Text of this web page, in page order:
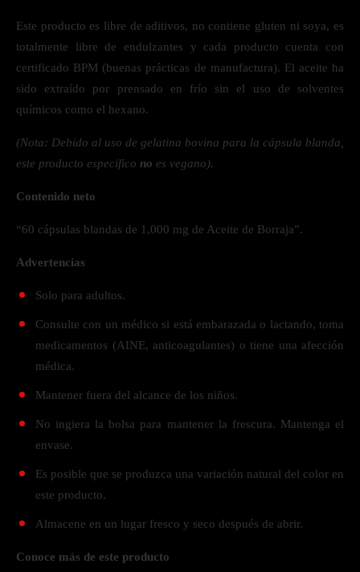
Este producto es libre de aditivos, no contiene gluten ni soya, es
totalmente libre de endulzantes y cada producto cuenta con
certificado BPM (buenas prácticas de manufactura). El aceite ha
sido extraído por prensado en frío sin el uso de solventes
químicos como el hexano.
(Nota: Debido al uso de gelatina bovina para la cápsula blanda,
este producto específico no es vegano).
Contenido neto
“60 cápsulas blandas de 1,000 mg de Aceite de Borraja”.
Advertencias
Solo para adultos.
Consulte con un médico si está embarazada o lactando, toma
medicamentos (AINE, anticoagulantes) o tiene una afección
médica.
Mantener fuera del alcance de los niños.
No ingiera la bolsa para mantener la frescura. Mantenga el
envase.
Es posible que se produzca una variación natural del color en
este producto.
Almacene en un lugar fresco y seco después de abrir.
Conoce más de este producto